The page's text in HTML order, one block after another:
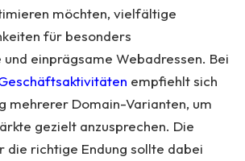
möchten, vielfältige
für besonders
einprägsame Webadressen. Bei
empfiehlt sich
mehrerer Domain-Varianten, um
gezielt anzusprechen. Die
die richtige Endung sollte dabei